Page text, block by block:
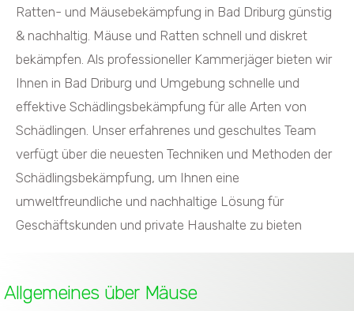
Ratten- und Mäusebekämpfung in Bad Driburg günstig
& nachhaltig. Mäuse und Ratten schnell und diskret
bekämpfen. Als professioneller Kammerjäger bieten wir
Ihnen in Bad Driburg und Umgebung schnelle und
effektive Schädlingsbekämpfung für alle Arten von
Schädlingen. Unser erfahrenes und geschultes Team
verfügt über die neuesten Techniken und Methoden der
Schädlingsbekämpfung, um Ihnen eine
umweltfreundliche und nachhaltige Lösung für
Geschäftskunden und private Haushalte zu bieten
Allgemeines über Mäuse